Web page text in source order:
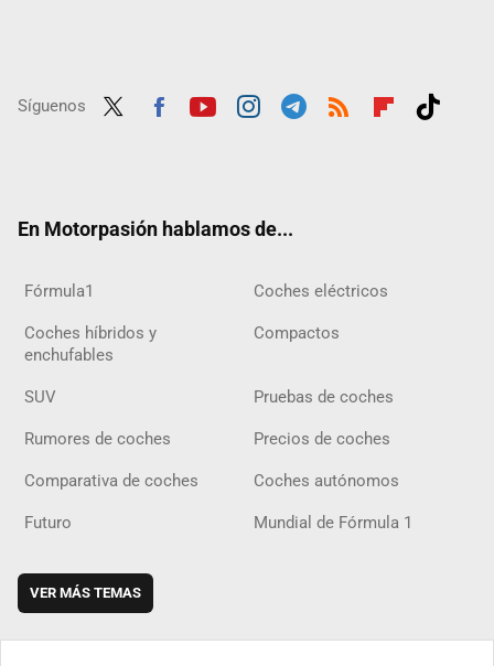
Síguenos
En Motorpasión hablamos de...
Fórmula1 Coches eléctricos
Coches híbridos y
enchufables
Compactos
SUV Pruebas de coches
Rumores de coches Precios de coches
Comparativa de coches Coches autónomos
Futuro Mundial de Fórmula 1
VER MÁS TEMAS